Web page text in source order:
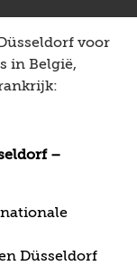
voor
in België,
–
Düsseldorf